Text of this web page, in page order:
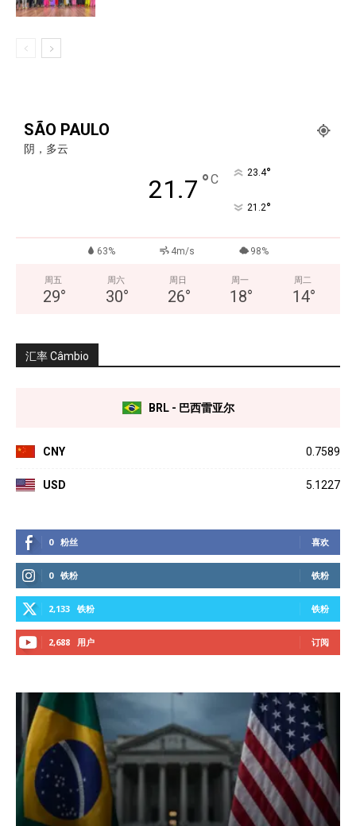
SÃO PAULO
阴，多云
21.7 °C 23.4°
21.2°
63% 4m/s 98%
周五
29°
周六
30°
周日
26°
周一
18°
周二
14°
汇率 Câmbio
BRL - 巴西雷亚尔
CNY 0.7589
USD 5.1227
0 粉丝 喜欢
0 铁粉 铁粉
2,133 铁粉 铁粉
2,688 用户 订阅